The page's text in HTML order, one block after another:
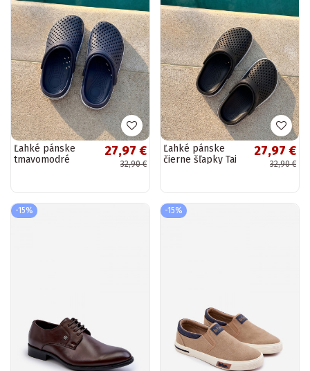
Ľahké pánske
tmavomodré
27,97 €
32,90 €
Ľahké pánske
čierne šľapky Tai
27,97 €
32,90 €
-15% -15%